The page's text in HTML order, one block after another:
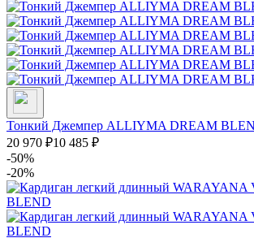
Тонкий Джемпер ALLIYMA DREAM
20 970 ₽10 485 ₽
-50%
-20%